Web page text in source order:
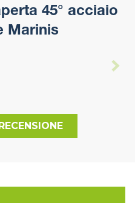
45° acciaio
Marinis